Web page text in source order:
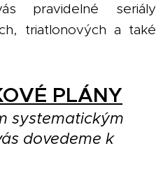
pravidelné seriály
triatlonových a také
PLÁNY
systematickým
dovedeme k